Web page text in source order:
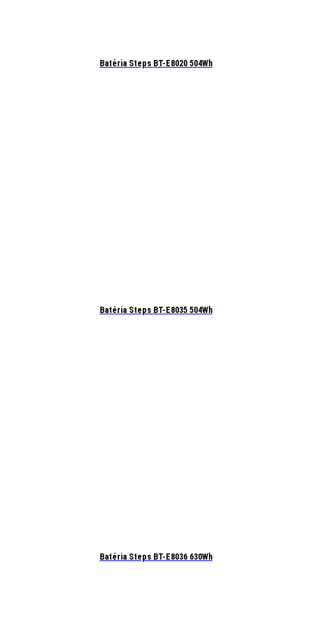
Batéria Steps BT-E8020 504Wh
Batéria Steps BT-E8035 504Wh
Batéria Steps BT-E8036 630Wh